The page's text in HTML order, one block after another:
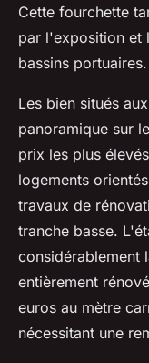
Cette fourchette
par l'exposition et
bassins portuaires.
Les bien situés
panoramique sur
prix les plus
logements
travaux de
tranche basse.
considérablement
entièrement
euros au mètre
nécessitant une